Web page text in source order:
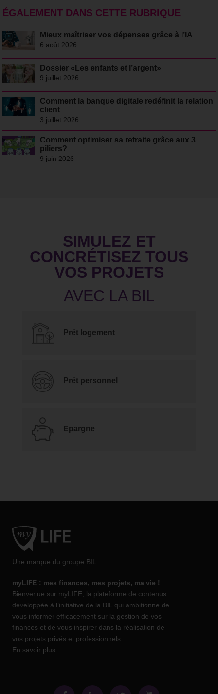
ÉGALEMENT DANS CETTE RUBRIQUE
Mieux maîtriser vos dépenses grâce à l’IA
6 août 2026
Dossier «Les enfants et l’argent»
9 juillet 2026
Comment la banque digitale redéfinit la relation
client
3 juillet 2026
Comment optimiser sa retraite grâce aux 3
piliers?
9 juin 2026
SIMULEZ ET
CONCRÉTISEZ TOUS
VOS PROJETS
Prêt logement
Prêt personnel
Epargne
Une marque du groupe BIL
myLIFE : mes finances, mes projets, ma vie !
Bienvenue sur myLIFE, la plateforme de contenus
développée à l’initiative de la BIL qui ambitionne de
vous informer efficacement sur la gestion de vos
finances et de vous inspirer dans la réalisation de
vos projets privés et professionnels.
En savoir plus